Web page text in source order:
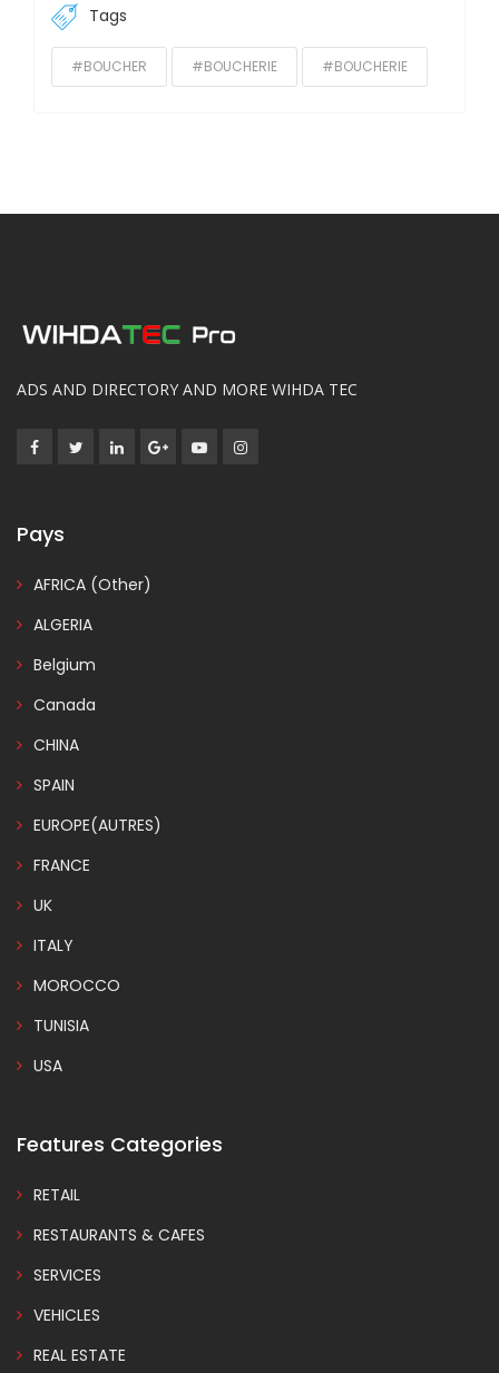
Tags
#BOUCHER #BOUCHERIE #BOUCHERIE
ADS AND DIRECTORY AND MORE WIHDA TEC
Pays
AFRICA (Other)
ALGERIA
Belgium
Canada
CHINA
SPAIN
EUROPE(AUTRES)
FRANCE
UK
ITALY
MOROCCO
TUNISIA
USA
Features Categories
RETAIL
RESTAURANTS & CAFES
SERVICES
VEHICLES
REAL ESTATE